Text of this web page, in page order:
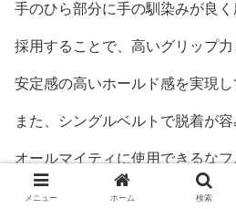
手のひら部分に手の馴染みが良
採用することで、高いグリップ力
安定感の高いホールド感を実現し
また、シングルベルトで脱着が
オールマイティに使用できるな
リタリーグローブです。
メニュー ホーム 検索